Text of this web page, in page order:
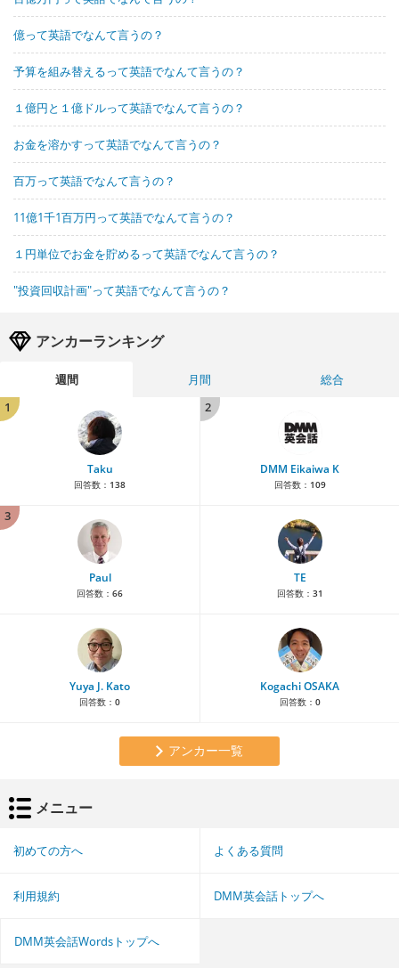
億って英語でなんて言うの？
予算を組み替えるって英語でなんて言うの？
１億円と１億ドルって英語でなんて言うの？
お金を溶かすって英語でなんて言うの？
百万って英語でなんて言うの？
11億1千1百万円って英語でなんて言うの？
１円単位でお金を貯めるって英語でなんて言うの？
"投資回収計画"って英語でなんて言うの？
アンカーランキング
週間 月間
総合
1
Taku
回答数： 138
2
DMM Eikaiwa K
回答数： 109
3
Paul
回答数： 66
TE
回答数： 31
Yuya J. Kato
回答数： 0
Kogachi OSAKA
回答数： 0
アンカー一覧
メニュー
初めての方へ よくある質問
利用規約 DMM英会話トップへ
DMM英会話Wordsトップへ